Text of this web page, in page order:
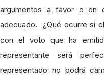
argumentos a favor o en
adecuado. ¿Qué ocurre si
con el voto que ha
representante será
representado no podrá